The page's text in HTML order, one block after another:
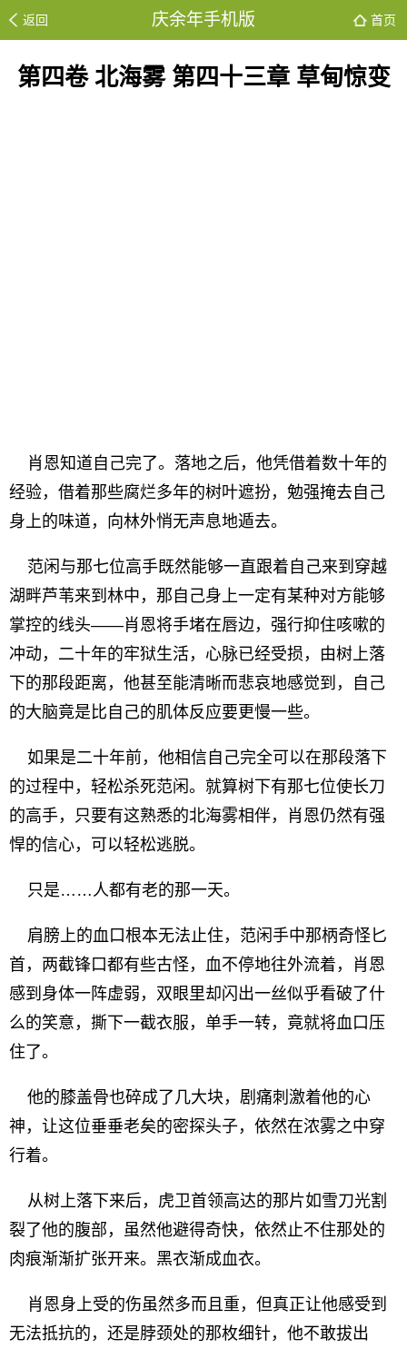
返回 庆余年手机版 首页
第四卷 北海雾 第四十三章 草甸惊变
肖恩知道自己完了。落地之后，他凭借着数十年的
经验，借着那些腐烂多年的树叶遮扮，勉强掩去自己
身上的味道，向林外悄无声息地遁去。
范闲与那七位高手既然能够一直跟着自己来到穿越
湖畔芦苇来到林中，那自己身上一定有某种对方能够
掌控的线头——肖恩将手堵在唇边，强行抑住咳嗽的
冲动，二十年的牢狱生活，心脉已经受损，由树上落
下的那段距离，他甚至能清晰而悲哀地感觉到，自己
的大脑竟是比自己的肌体反应要更慢一些。
如果是二十年前，他相信自己完全可以在那段落下
的过程中，轻松杀死范闲。就算树下有那七位使长刀
的高手，只要有这熟悉的北海雾相伴，肖恩仍然有强
悍的信心，可以轻松逃脱。
只是……人都有老的那一天。
肩膀上的血口根本无法止住，范闲手中那柄奇怪匕
首，两截锋口都有些古怪，血不停地往外流着，肖恩
感到身体一阵虚弱，双眼里却闪出一丝似乎看破了什
么的笑意，撕下一截衣服，单手一转，竟就将血口压
住了。
他的膝盖骨也碎成了几大块，剧痛刺激着他的心
神，让这位垂垂老矣的密探头子，依然在浓雾之中穿
行着。
从树上落下来后，虎卫首领高达的那片如雪刀光割
裂了他的腹部，虽然他避得奇快，依然止不住那处的
肉痕渐渐扩张开来。黑衣渐成血衣。
肖恩身上受的伤虽然多而且重，但真正让他感受到
无法抵抗的，还是脖颈处的那枚细针，他不敢拔出